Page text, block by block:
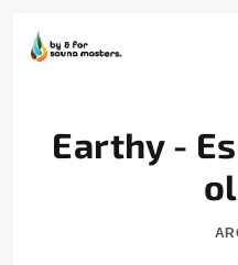
Earthy -